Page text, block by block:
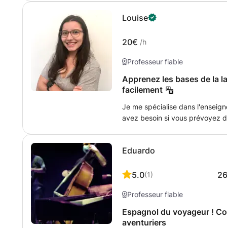
d'entreprise internationale.
dispose d'excellente méthode
d'apprentissage ensemble
spécifique à votre situation et à
Louise
20€ /h
Professeur fiable
Apprenez les bases de la
facilement
Je me spécialise dans
avez besoin si vous prévoyez
connaissances avec toute
que l'apprentissage soit
moi, vous pouvez me le
atteindre vos objectifs.
Eduardo
5.0(1)
Professeur fiable
Espagnol du voyageur !
aventuriers